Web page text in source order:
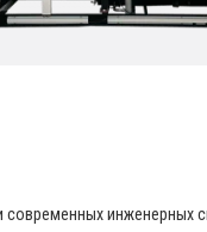
современных